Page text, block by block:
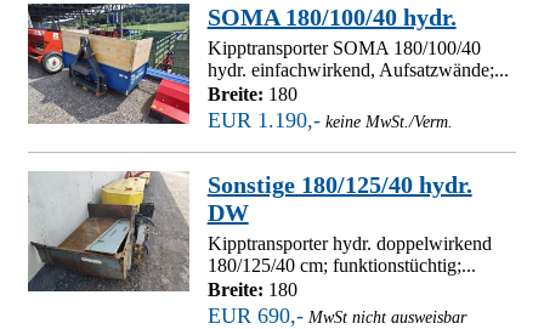
SOMA 180/100/40 hydr.
Kipptransporter SOMA 180/100/40
hydr. einfachwirkend, Aufsatzwände;...
Breite: 180
EUR 1.190,- keine MwSt./Verm.
Sonstige 180/125/40 hydr.
DW
Kipptransporter hydr. doppelwirkend
180/125/40 cm; funktionstüchtig;...
Breite: 180
EUR 690,- MwSt nicht ausweisbar